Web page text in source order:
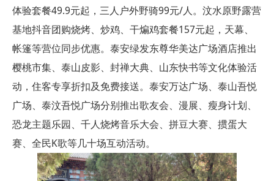
体验套餐49.9元起，三人户外野骑99元/人。汶水原野露营
基地抖音团购烧烤、炒鸡、干煸鸡套餐157元起，天幕、
帐篷等营位同步优惠。泰安绿发东尊华美达广场酒店推出
樱桃市集、泰山皮影、封禅大典、山东快书等文化体验活
动，住客专享折扣及免费接送。泰安万达广场、泰山吾悦
广场、泰汶吾悦广场分别推出歌友会、漫展、瘦身计划、
恐龙主题乐园、千人烧烤音乐大会、拼豆大赛、掼蛋大
赛、全民K歌等几十场互动活动。